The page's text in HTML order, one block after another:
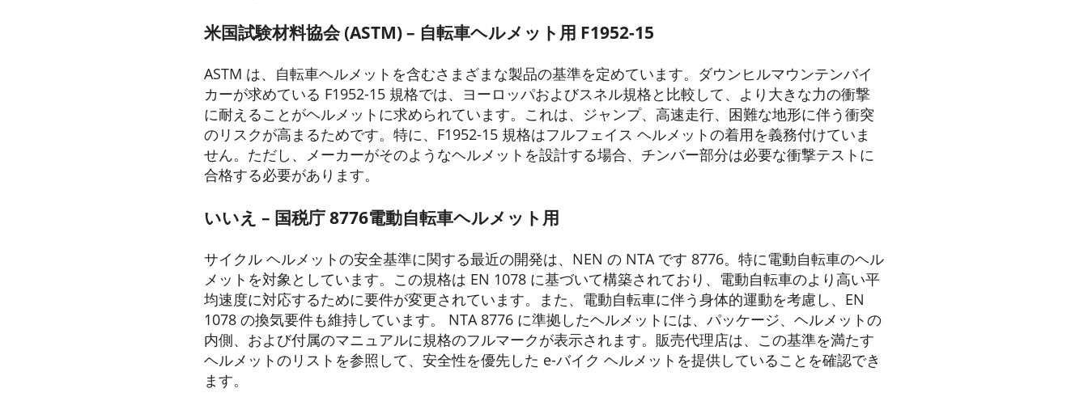
米国試験材料協会(ASTM) – 自転車ヘルメット用 F1952-15
ASTM は、自転車ヘルメットを含むさまざまな製品の基準を定めています。ダウンヒルマウンテンバイ
カーが求めている F1952-15 規格では、ヨーロッパおよびスネル規格と比較して、より大きな力の衝撃
に耐えることがヘルメットに求められています。これは、ジャンプ、高速走行、困難な地形に伴う衝突
のリスクが高まるためです。特に、F1952-15 規格はフルフェイス ヘルメットの着用を義務付けていま
せん。ただし、メーカーがそのようなヘルメットを設計する場合、チンバー部分は必要な衝撃テストに
合格する必要があります。
いいえ – 国税庁 8776電動自転車ヘルメット用
サイクル ヘルメットの安全基準に関する最近の開発は、NEN の NTA です 8776。特に電動自転車のヘル
メットを対象としています。この規格は EN 1078 に基づいて構築されており、電動自転車のより高い平
均速度に対応するために要件が変更されています。また、電動自転車に伴う身体的運動を考慮し、EN
1078 の換気要件も維持しています。 NTA 8776 に準拠したヘルメットには、パッケージ、ヘルメットの
内側、および付属のマニュアルに規格のフルマークが表示されます。販売代理店は、この基準を満たす
ヘルメットのリストを参照して、安全性を優先した e-バイク ヘルメットを提供していることを確認でき
ます。